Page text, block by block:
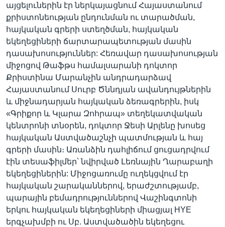
այցելուներին էր ներկայացնում Հայաստանում
քրիստոնեության ընդունման ու տարածման,
հայկական գրերի ստեղծման, հայկական
եկեղեցիների ճարտարապետության մասին
դասախոսություններ: Հեռավար դասախոսության
միջոցով Թաֆթս համալսարանի դոկտոր
Քրիստինա Մարանչին անդրադարձավ
Հայաստանում Սուրբ Ծննդյան ավանդույթներին
և միջնադարյան հայկական ձեռագրերին, իսկ
«Գրիքոր և Կլարա Զոհրապ» տեղեկատվական
կենտրոնի տնօրեն, դոկտոր Ջեսի Արլենը խոսեց
հայկական Աստվածաշնչի պատմության և հայ
գրերի մասին։ Առանձին դահլիճում ցուցադրվում
էին տեսաֆիլմեր՝ նվիրված Լեռնային Ղարաբաղի
եկեղեցիներին: Միջոցառումը ուղեկցվում էր
հայկական շարականներով, երաժշտությամբ,
պարային բեմադրություններով Վաշինգտոնի
երկու հայկական եկեղեցիների միացյալ HYE
երգչախմբի ու Սբ. Աստվածածին եկեղեցու